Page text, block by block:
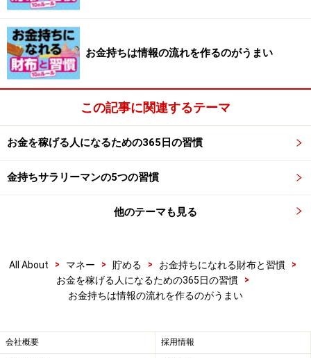
体的な仕事、アウトプットのための材料として、もう一
度整理し直すのです」（和仁さん）
和仁さんの場合はそのアウトプットがセミナーや講演、
著作だったりするわけですが、そのアウトプットがいわ
ゆる情報の出口であり、最終形態ということになりま
す。
のような情報の入り口から出口のシステム、流れが明快
です。人によってその形はちがっても、その流れを作る
次はお金持ちになるルール5の、お金持ちの人間関係に
ついてです！
お金持ちは情報の流れを作るのがうまい
この記事に関連するテーマ
お金を稼げる人になるための365日の習慣
金持ちサラリーマンの5つの習慣
他のテーマも見る
All About > マネー > 貯める > お金持ちになれる財布と習慣
>
お金を稼げる人になるための365日の習慣
>
お金持ちは情報の流れを作るのがうまい
会社概要 採用情報